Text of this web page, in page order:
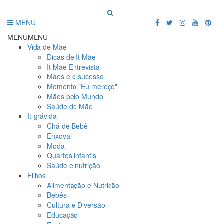
MENU
MENUMENU
Vida de Mãe
Dicas de It Mãe
It Mãe Entrevista
Mães e o sucesso
Momento "Eu mereço"
Mães pelo Mundo
Saúde de Mãe
It-grávida
Chá de Bebê
Enxoval
Moda
Quartos infantis
Saúde e nutrição
Filhos
Alimentação e Nutrição
Bebês
Cultura e Diversão
Educação